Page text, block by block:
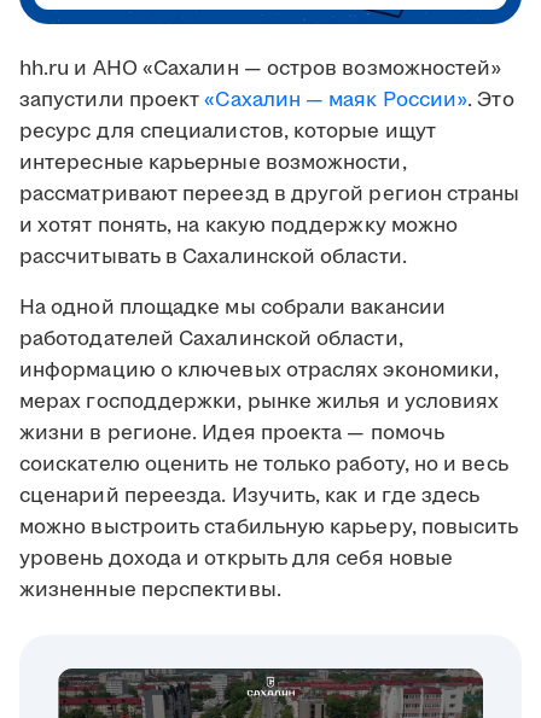
hh.ru и АНО «Сахалин — остров возможностей»
запустили проект«Сахалин — маяк России». Это
ресурс для специалистов, которые ищут
интересные карьерные возможности,
рассматривают переезд в другой регион страны
и хотят понять, на какую поддержку можно
рассчитывать в Сахалинской области.
На одной площадке мы собрали вакансии
работодателей Сахалинской области,
информацию о ключевых отраслях экономики,
мерах господдержки, рынке жилья и условиях
жизни в регионе. Идея проекта — помочь
соискателю оценить не только работу, но и весь
сценарий переезда. Изучить, как и где здесь
можно выстроить стабильную карьеру, повысить
уровень дохода и открыть для себя новые
жизненные перспективы.